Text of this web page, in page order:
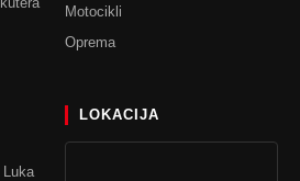
Motocikli
Oprema
LOKACIJA